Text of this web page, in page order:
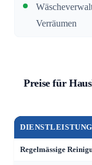
Verräumen
Preise für
DIENSTLEISTUNG
Regelmässige